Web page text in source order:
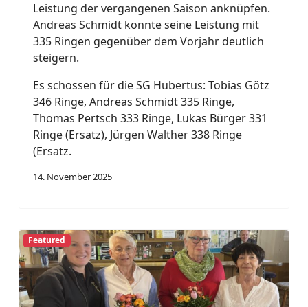
Leistung der vergangenen Saison anknüpfen.
Andreas Schmidt konnte seine Leistung mit
335 Ringen gegenüber dem Vorjahr deutlich
steigern.
Es schossen für die SG Hubertus: Tobias Götz
346 Ringe, Andreas Schmidt 335 Ringe,
Thomas Pertsch 333 Ringe, Lukas Bürger 331
Ringe (Ersatz), Jürgen Walther 338 Ringe
(Ersatz.
14. November 2025
Featured